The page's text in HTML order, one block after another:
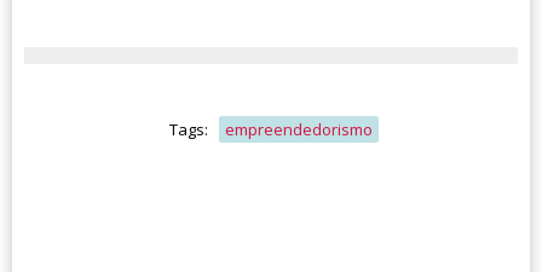
Tags: empreendedorismo